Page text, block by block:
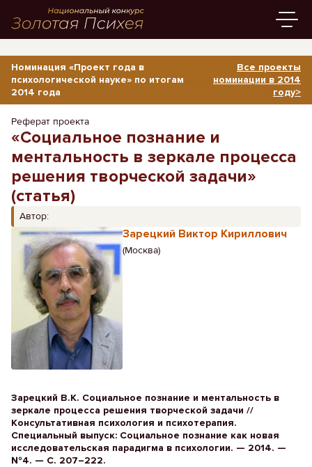
Номинация «Проект года в
психологической науке» по итогам
2014 года
Все проекты
номинации в 2014
году>
Реферат проекта
«Социальное познание и
ментальность в зеркале процесса
решения творческой задачи»
(статья)
Автор:
Зарецкий Виктор Кириллович
(Москва)
Зарецкий В.К. Социальное познание и ментальность в
зеркале процесса решения творческой задачи //
Консультативная психология и психотерапия.
Специальный выпуск: Социальное познание как новая
исследовательская парадигма в психологии. — 2014. —
№4. — С. 207–222.